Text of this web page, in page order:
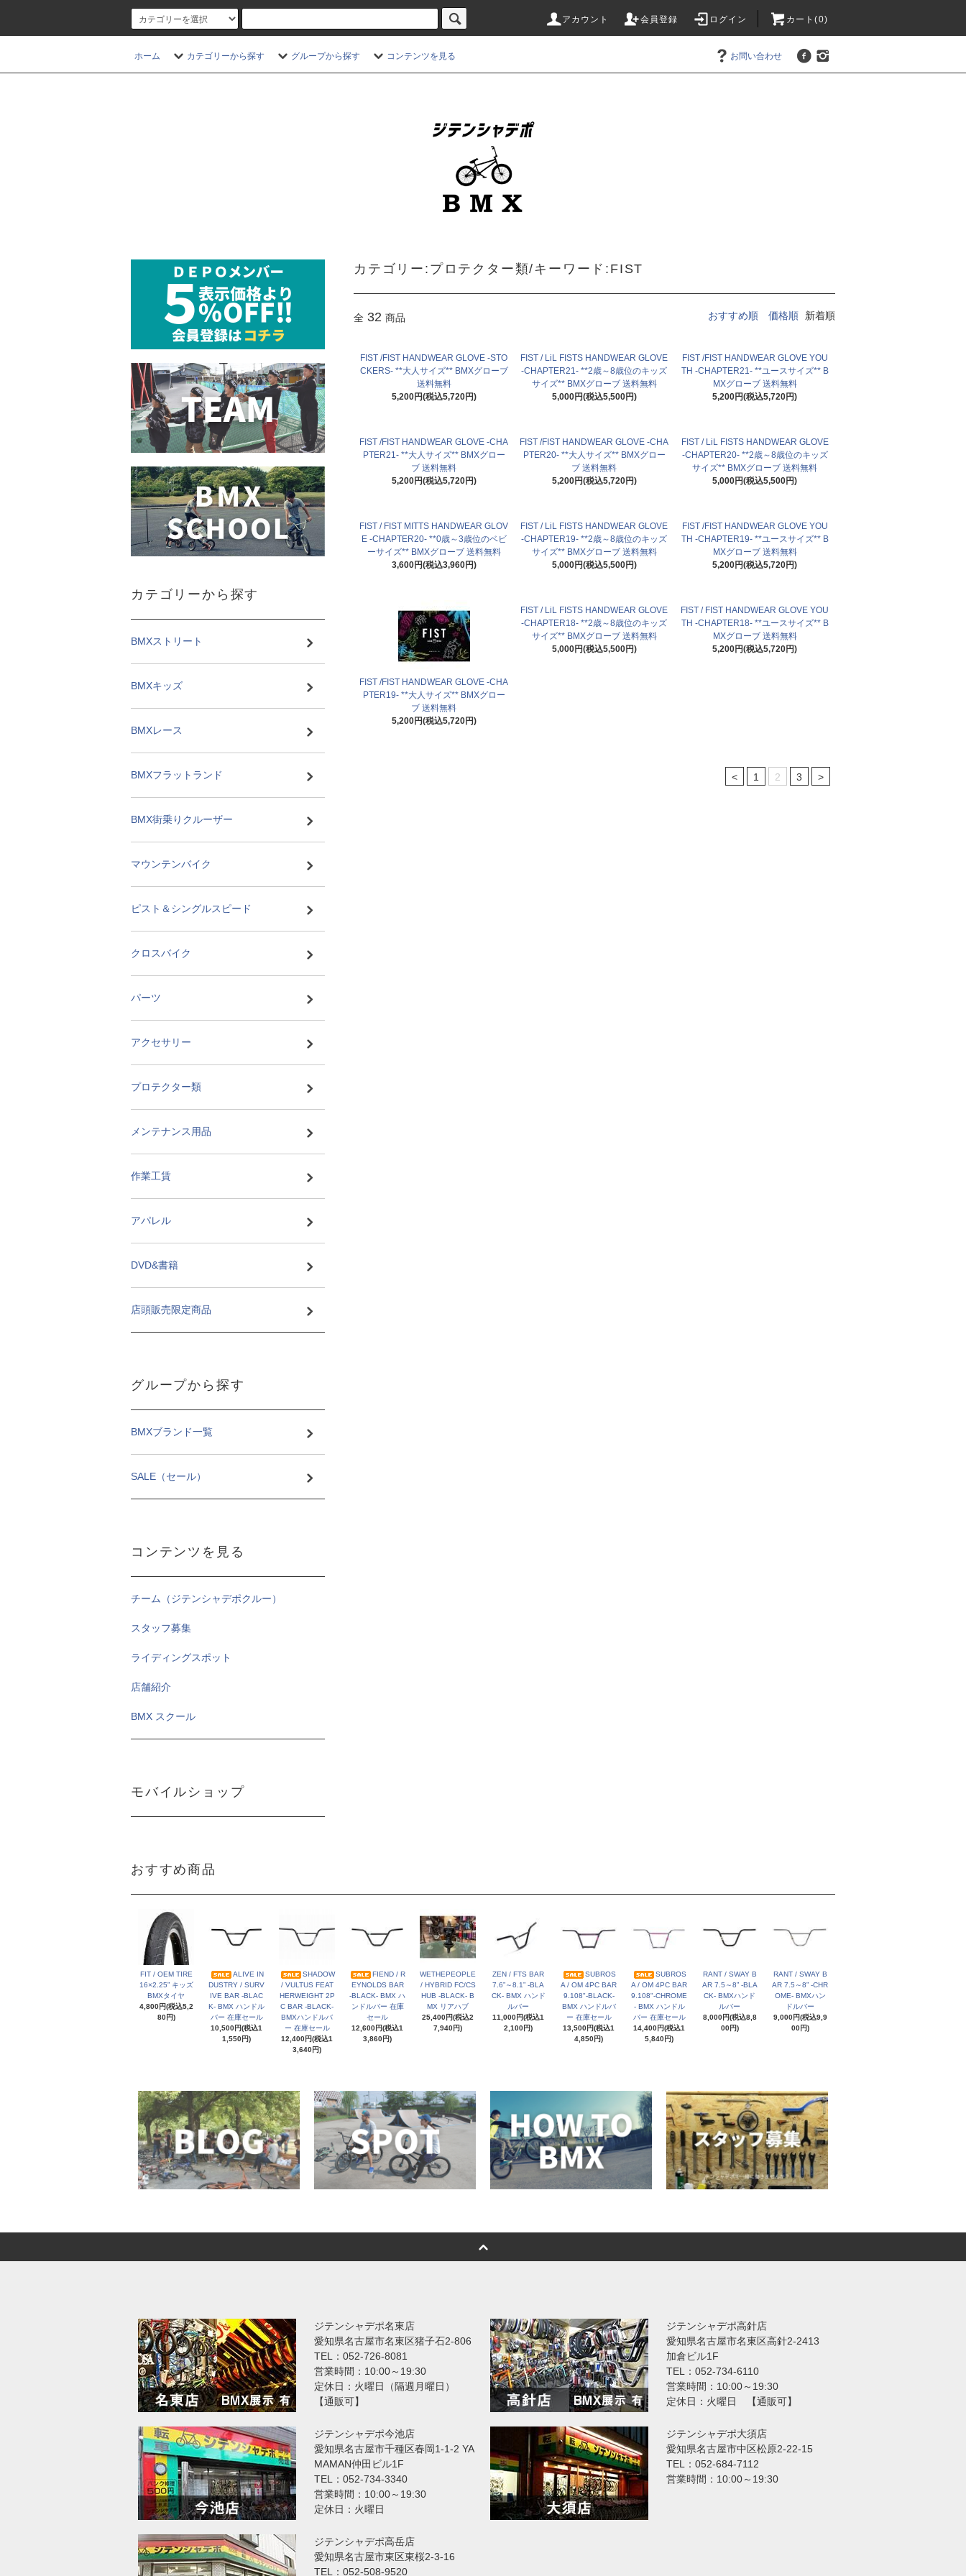
アカウント 会員登録 ログイン カート(0)
ホーム カテゴリーから探す グループから探す コンテンツを見る お問い合わせ
カテゴリー:プロテクター類/キーワード:FIST
全 32 商品 おすすめ順 価格順 新着順
FIST /FIST HANDWEAR GLOVE -STO
CKERS- **大人サイズ** BMXグローブ
送料無料
5,200円(税込5,720円)
FIST / LiL FISTS HANDWEAR GLOVE
-CHAPTER21- **2歳～8歳位のキッズ
サイズ** BMXグローブ 送料無料
5,000円(税込5,500円)
FIST /FIST HANDWEAR GLOVE YOU
TH -CHAPTER21- **ユースサイズ** B
MXグローブ 送料無料
5,200円(税込5,720円)
FIST /FIST HANDWEAR GLOVE -CHA
PTER21- **大人サイズ** BMXグロー
ブ 送料無料
5,200円(税込5,720円)
FIST /FIST HANDWEAR GLOVE -CHA
PTER20- **大人サイズ** BMXグロー
ブ 送料無料
5,200円(税込5,720円)
FIST / LiL FISTS HANDWEAR GLOVE
-CHAPTER20- **2歳～8歳位のキッズ
サイズ** BMXグローブ 送料無料
5,000円(税込5,500円)
FIST / FIST MITTS HANDWEAR GLOV
E -CHAPTER20- **0歳～3歳位のベビ
ーサイズ** BMXグローブ 送料無料
3,600円(税込3,960円)
FIST / LiL FISTS HANDWEAR GLOVE
-CHAPTER19- **2歳～8歳位のキッズ
サイズ** BMXグローブ 送料無料
5,000円(税込5,500円)
FIST /FIST HANDWEAR GLOVE YOU
TH -CHAPTER19- **ユースサイズ** B
MXグローブ 送料無料
5,200円(税込5,720円)
FIST /FIST HANDWEAR GLOVE -CHA
PTER19- **大人サイズ** BMXグロー
ブ 送料無料
5,200円(税込5,720円)
FIST / LiL FISTS HANDWEAR GLOVE
-CHAPTER18- **2歳～8歳位のキッズ
サイズ** BMXグローブ 送料無料
5,000円(税込5,500円)
FIST / FIST HANDWEAR GLOVE YOU
TH -CHAPTER18- **ユースサイズ** B
MXグローブ 送料無料
5,200円(税込5,720円)
< 1 2 3 >
カテゴリーから探す
BMXストリート
BMXキッズ
BMXレース
BMXフラットランド
BMX街乗りクルーザー
マウンテンバイク
ピスト＆シングルスピード
クロスバイク
パーツ
アクセサリー
プロテクター類
メンテナンス用品
作業工賃
アパレル
DVD&書籍
店頭販売限定商品
グループから探す
BMXブランド一覧
SALE（セール）
コンテンツを見る
チーム（ジテンシャデポクルー）
スタッフ募集
ライディングスポット
店舗紹介
BMX スクール
モバイルショップ
おすすめ商品
FIT / OEM TIRE
16×2.25” キッズ
BMXタイヤ
4,800円(税込5,2
80円)
ALIVE IN
DUSTRY / SURV
IVE BAR -BLAC
K- BMX ハンドル
バー 在庫セール
10,500円(税込1
1,550円)
SHADOW
/ VULTUS FEAT
HERWEIGHT 2P
C BAR -BLACK-
BMXハンドルバ
ー 在庫セール
12,400円(税込1
3,640円)
FIEND / R
EYNOLDS BAR
-BLACK- BMX ハ
ンドルバー 在庫
セール
12,600円(税込1
3,860円)
WETHEPEOPLE
/ HYBRID FC/CS
HUB -BLACK- B
MX リアハブ
25,400円(税込2
7,940円)
ZEN / FTS BAR
7.6”～8.1” -BLA
CK- BMX ハンド
ルバー
11,000円(税込1
2,100円)
SUBROS
A / OM 4PC BAR
9.108"-BLACK-
BMX ハンドルバ
ー 在庫セール
13,500円(税込1
4,850円)
SUBROS
A / OM 4PC BAR
9.108"-CHROME
- BMX ハンドル
バー 在庫セール
14,400円(税込1
5,840円)
RANT / SWAY B
AR 7.5～8” -BLA
CK- BMXハンド
ルバー
8,000円(税込8,8
00円)
RANT / SWAY B
AR 7.5～8” -CHR
OME- BMXハン
ドルバー
9,000円(税込9,9
00円)
ジテンシャデポ名東店
愛知県名古屋市名東区猪子石2-806
TEL：052-726-8081
営業時間：10:00～19:30
定休日：火曜日（隔週月曜日）
【通販可】
ジテンシャデポ高針店
愛知県名古屋市名東区高針2-2413
加倉ビル1F
TEL：052-734-6110
営業時間：10:00～19:30
定休日：火曜日 【通販可】
ジテンシャデポ今池店
愛知県名古屋市千種区春岡1-1-2 YA
MAMAN仲田ビル1F
TEL：052-734-3340
営業時間：10:00～19:30
定休日：火曜日
ジテンシャデポ大須店
愛知県名古屋市中区松原2-22-15
TEL：052-684-7112
営業時間：10:00～19:30
ジテンシャデポ高岳店
愛知県名古屋市東区東桜2-3-16
TEL：052-508-9520